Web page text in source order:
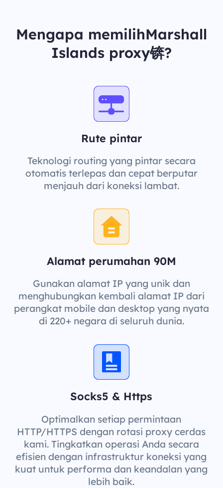
Mengapa memilihMarshall
Islands proxy锛?
Rute pintar
Teknologi routing yang pintar secara
otomatis terlepas dan cepat berputar
menjauh dari koneksi lambat.
Alamat perumahan 90M
Gunakan alamat IP yang unik dan
menghubungkan kembali alamat IP dari
perangkat mobile dan desktop yang nyata
di 220+ negara di seluruh dunia.
Socks5 & Https
Optimalkan setiap permintaan
HTTP/HTTPS dengan rotasi proxy cerdas
kami. Tingkatkan operasi Anda secara
efisien dengan infrastruktur koneksi yang
kuat untuk performa dan keandalan yang
lebih baik.